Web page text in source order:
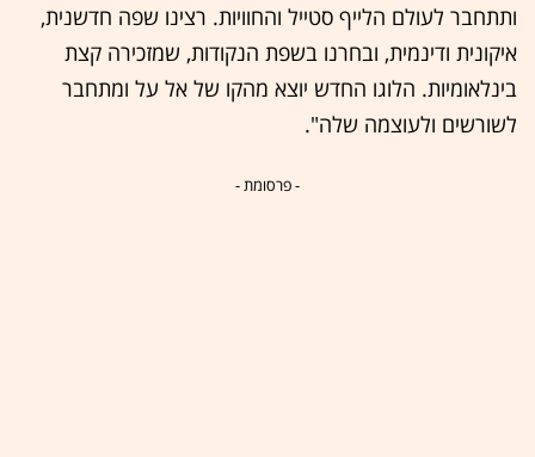
ותתחבר לעולם הלייף סטייל והחוויות. רצינו שפה חדשנית,
איקונית ודינמית, ובחרנו בשפת הנקודות, שמזכירה קצת
בינלאומיות. הלוגו החדש יוצא מהקו של אל על ומתחבר
לשורשים ולעוצמה שלה".
- פרסומת -